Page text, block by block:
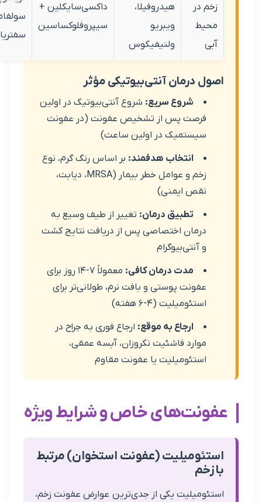
هیدروفیلا،
ویبریو
ولنیفیکوس
داکسی‌سایکلین +
سیپروفلوکساسین
سولفامتوکسازول،
سفتریاکسون
درمان آنتی‌بیوتیکی مؤثر
شروع سریع: شروع آنتی‌بیوتیک در اولین
پس از تشخیص عفونت (در عفونت
در اولین ساعت)
انتخاب هدفمند:بر اساس رنگ گرم، نوع
زخم و عوامل خطر بیمار (MRSA، دیابت،
تطبیق درمان:
تغییر از طیف وسیع به
اختصاصی پس از دریافت نتایج کشت
مدت درمان کافی:
معمولاً ۷-۱۴ روز برای
پوستی و بافت نرم، طولانی‌تر برای
ارجاع به موقع:
ارجاع فوری به جراح در
فاشئیت نکروزان، آبسه عمقی،
یا عفونت مقاوم
خاص و شرایط ویژه
(عفونت استخوان) مرتبط
یکی از جدی‌ترین عوارض عفونت زخم،